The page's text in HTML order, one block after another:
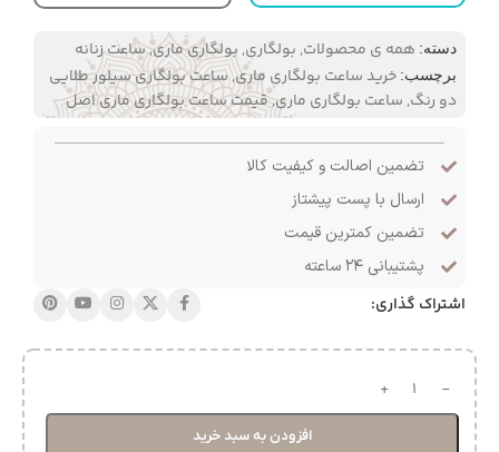
دسته: همه ی محصولات, بولگاری, بولگاری ماری,ساعت زنانه
برچسب: خرید ساعت بولگاری ماری,ساعت بولگاری سیلور طلایی
دو رنگ, ساعت بولگاری ماری,قیمت ساعت بولگاری ماری اصل
تضمین اصالت و کیفیت کالا
ارسال با پست پیشتاز
تضمین کمترین قیمت
پشتیبانی ۲۴ ساعته
اشتراک گذاری:
افزودن به سبد خرید